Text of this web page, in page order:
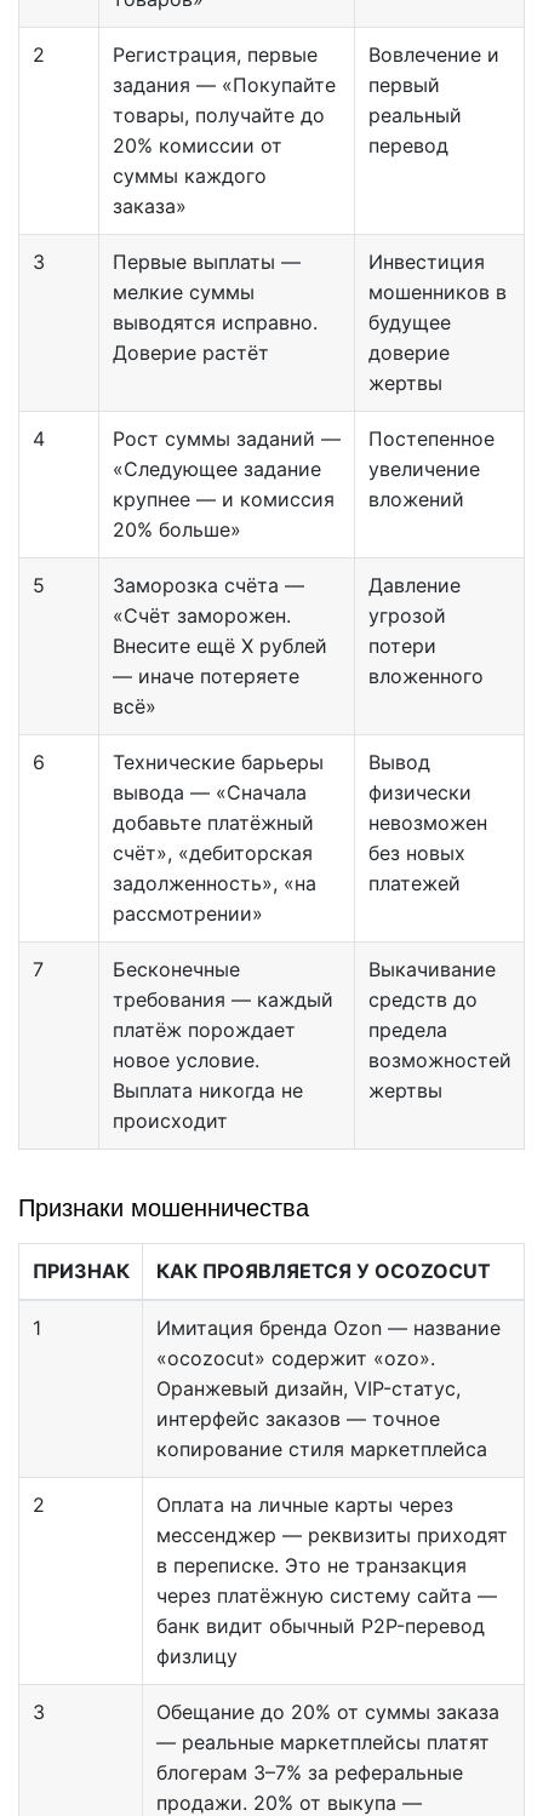
2
Регистрация, первые
задания — «Покупайте
товары, получайте до
20% комиссии от
суммы каждого
заказа»
Вовлечение и
первый
реальный
перевод
3
Первые выплаты —
мелкие суммы
выводятся исправно.
Доверие растёт
Инвестиция
мошенников в
будущее
доверие
жертвы
4
Рост суммы заданий —
«Следующее задание
крупнее — и комиссия
20% больше»
Постепенное
увеличение
вложений
5
Заморозка счёта —
«Счёт заморожен.
Внесите ещё X рублей
— иначе потеряете
всё»
Давление
угрозой
потери
вложенного
6
Технические барьеры
вывода — «Сначала
добавьте платёжный
счёт», «дебиторская
задолженность», «на
рассмотрении»
Вывод
физически
невозможен
без новых
платежей
7
Бесконечные
требования — каждый
платёж порождает
новое условие.
Выплата никогда не
происходит
Выкачивание
средств до
предела
возможностей
жертвы
Признаки мошенничества
ПРИЗНАК КАК ПРОЯВЛЯЕТСЯ У OCOZOCUT
1
Имитация бренда Ozon — название
«ocozocut» содержит «ozo».
Оранжевый дизайн, VIP-статус,
интерфейс заказов — точное
копирование стиля маркетплейса
2
Оплата на личные карты через
мессенджер — реквизиты приходят
в переписке. Это не транзакция
через платёжную систему сайта —
банк видит обычный P2P-перевод
физлицу
3
Обещание до 20% от суммы заказа
— реальные маркетплейсы платят
блогерам 3–7% за реферальные
продажи. 20% от выкупа —